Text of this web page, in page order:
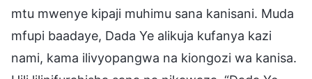
mtu mwenye kipaji muhimu sana kanisani. Muda
mfupi baadaye, Dada Ye alikuja kufanya kazi
nami, kama ilivyopangwa na kiongozi wa kanisa.